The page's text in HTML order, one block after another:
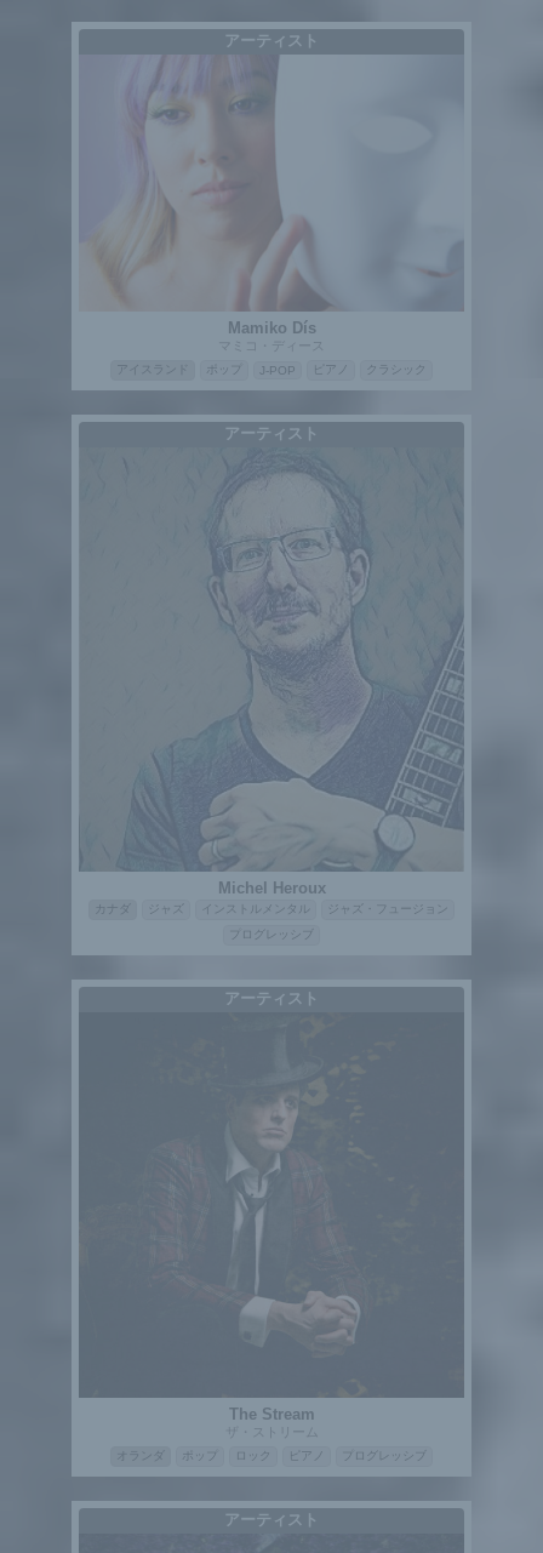
アーティスト
Mamiko Dís
マミコ・ディース
アイスランド ポップ J-POP ピアノ クラシック
アーティスト
Michel Heroux
カナダ ジャズ インストルメンタル
ジャズ・フュージョン
プログレッシブ
アーティスト
The Stream
ザ・ストリーム
オランダ ポップ ロック ピアノ プログレッシブ
アーティスト